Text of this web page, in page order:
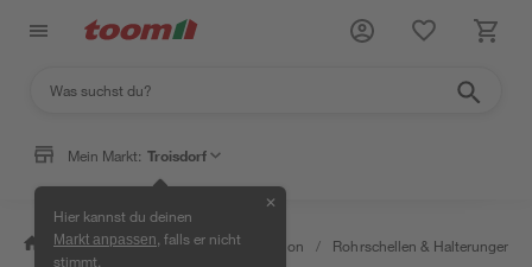
Mein Markt: Troisdorf
Hier kannst du deinen
Markt anpassen , falls er nicht
stimmt.
✕
/ Bad & Sanitär / Sanitärinstallation / Rohrschellen & Halterungen